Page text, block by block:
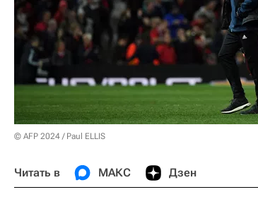
© AFP 2024 / Paul ELLIS
Читать в МАКС Дзен